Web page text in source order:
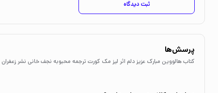
ثبت دیدگاه
پرسش‌ها
کتاب هالووین مبارک عزیز دلم اثر لیز مک کورت ترجمه محبوبه نجف خانی نشر زعفران